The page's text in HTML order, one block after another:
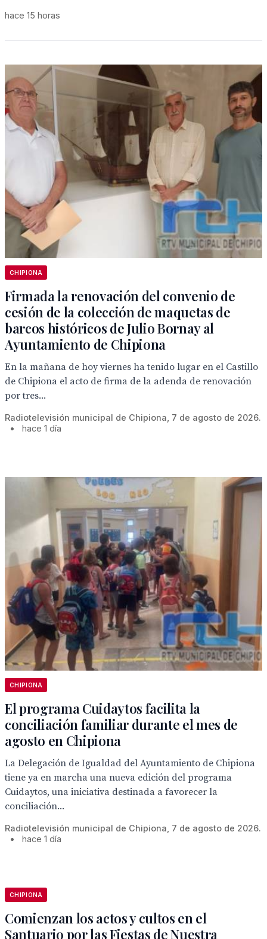
hace 15 horas
CHIPIONA
Firmada la renovación del convenio de
cesión de la colección de maquetas de
barcos históricos de Julio Bornay al
Ayuntamiento de Chipiona
En la mañana de hoy viernes ha tenido lugar en el Castillo
de Chipiona el acto de firma de la adenda de renovación
por tres...
Radiotelevisión municipal de Chipiona, 7 de agosto de 2026.
•
hace 1 día
CHIPIONA
El programa Cuidaytos facilita la
conciliación familiar durante el mes de
agosto en Chipiona
La Delegación de Igualdad del Ayuntamiento de Chipiona
tiene ya en marcha una nueva edición del programa
Cuidaytos, una iniciativa destinada a favorecer la
conciliación...
Radiotelevisión municipal de Chipiona, 7 de agosto de 2026.
•
hace 1 día
CHIPIONA
Comienzan los actos y cultos en el
Santuario por las Fiestas de Nuestra